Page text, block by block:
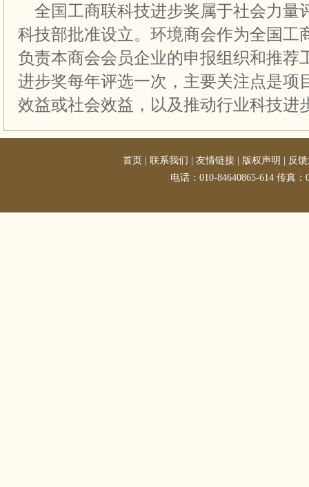
全国工商联科技进步奖属于社会力量
科技部批准设立。环境商会作为全国工
负责本商会会员企业的申报组织和推荐
进步奖每年评选一次，主要关注点是项
效益或社会效益，以及推动行业科技进
首页 联系我们 友情链接 版权声明
反
电话：010-84640865-614 传真